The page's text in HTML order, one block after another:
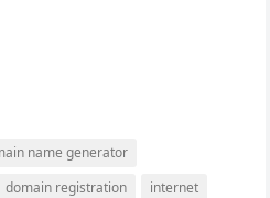
name generator
domain registration internet